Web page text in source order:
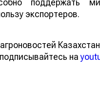
поддержать
экспортеров.
на